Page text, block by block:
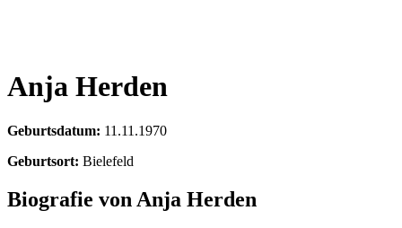
Anja Herden
Geburtsdatum: 11.11.1970
Geburtsort: Bielefeld
Biografie von Anja Herden